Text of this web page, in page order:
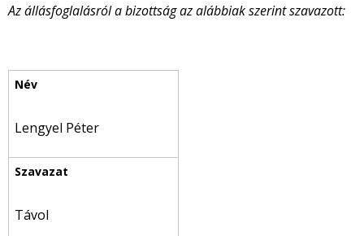
Az állásfoglalásról a bizottság az alábbiak szerint szavazott:
Lengyel Péter
Távol